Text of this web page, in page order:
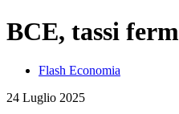
BCE, tassi
Flash Economia
24 Luglio 2025